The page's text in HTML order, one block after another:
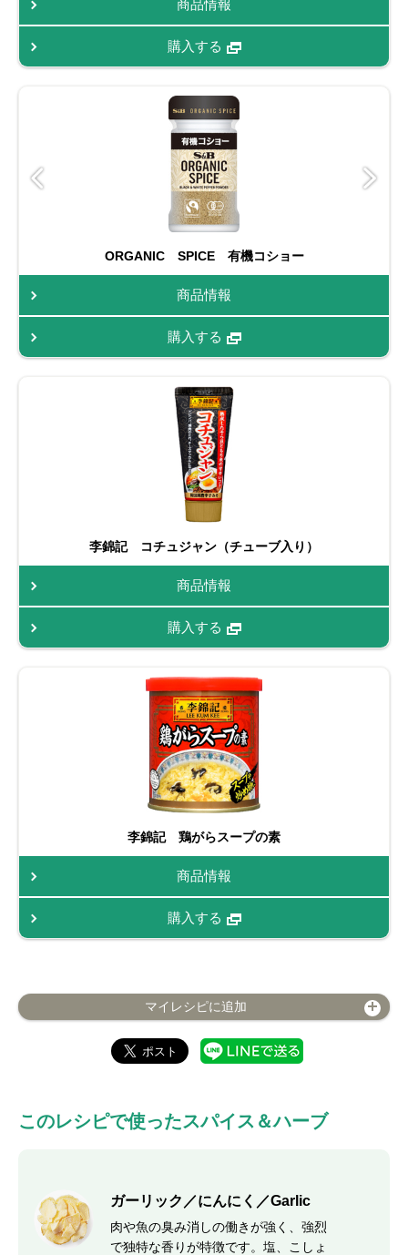
商品情報
購入する
ORGANIC SPICE 有機コショー
商品情報
購入する
李錦記 コチュジャン（チューブ入り）
商品情報
購入する
李錦記 鶏がらスープの素
商品情報
購入する
マイレシピに追加
このレシピで使ったスパイス＆ハーブ
ガーリック／にんにく／Garlic
肉や魚の臭み消しの働きが強く、強烈
で独特な香りが特徴です。塩、こしょ